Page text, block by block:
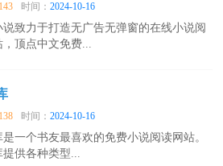
143 时间：2024-10-16
说致力于打造无广告无弹窗的在线小说阅
，顶点中文免费...
138 时间：2024-10-16
是一个书友最喜欢的免费小说阅读网站。
提供各种类型...